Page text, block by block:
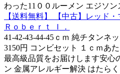
わった11００ルーメン エジソン
【送料無料】 【中古】レッド
Ｒｏｂｅｒｔ Ｉ．
41-42-43-44-45ｃｍ 純チタンネ
3150円 コンビセット １ｃｍあ
最高級品質をお届けします安心
ン 金属アレルギー解決 はたら